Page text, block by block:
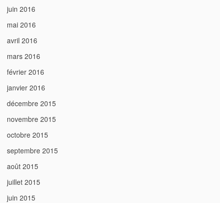
juin 2016
mai 2016
avril 2016
mars 2016
février 2016
janvier 2016
décembre 2015
novembre 2015
octobre 2015
septembre 2015
août 2015
juillet 2015
juin 2015